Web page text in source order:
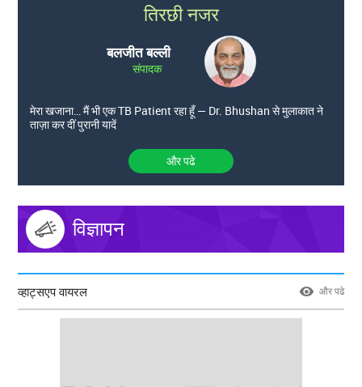
तिरछी नजर
बलजीत बल्ली
संपादक
मेरा खजाना… मैं भी एक TB Patient रहा हूँ — Dr. Bhushan से मुलाकात ने
ताज़ा कर दीं पुरानी यादें
और पढे
विज्ञापन
व्हाट्सएप वायरल और पढे